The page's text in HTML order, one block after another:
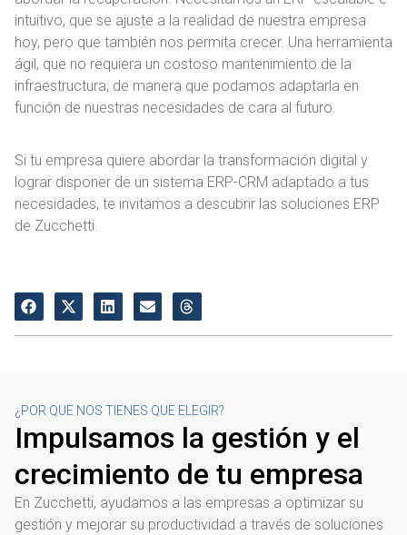
intuitivo, que se ajuste a la realidad de nuestra empresa
hoy, pero que también nos permita crecer. Una herramienta
ágil, que no requiera un costoso mantenimiento de la
infraestructura, de manera que podamos adaptarla en
función de nuestras necesidades de cara al futuro.
Si tu empresa quiere abordar la transformación digital y
lograr disponer de un sistema ERP-CRM adaptado a tus
necesidades, te invitamos a descubrir las soluciones ERP
de Zucchetti.
¿POR QUE NOS TIENES QUE ELEGIR?
Impulsamos la gestión y el
crecimiento de tu empresa
En Zucchetti, ayudamos a las empresas a optimizar su
gestión y mejorar su productividad a través de soluciones